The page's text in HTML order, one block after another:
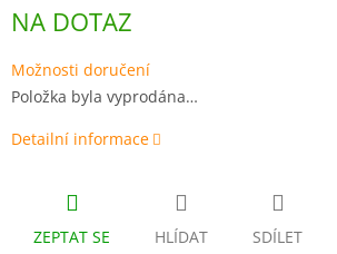
cena:
NA DOTAZ
Možnosti doručení
Položka byla vyprodána…
Detailní informace
ZEPTAT SE HLÍDAT SDÍLET